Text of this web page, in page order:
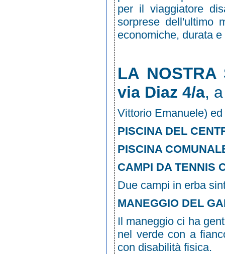
per il viaggiatore
sorprese dell'ultimo
economiche, durata
LA
via Diaz 4/a,
Vittorio Emanuele)
PISCINA DEL
PISCINA
CAMPI DA TENNIS
Due campi in erba
MANEGGIO DEL
Il maneggio ci ha
nel verde con a
con disabilità fisica.